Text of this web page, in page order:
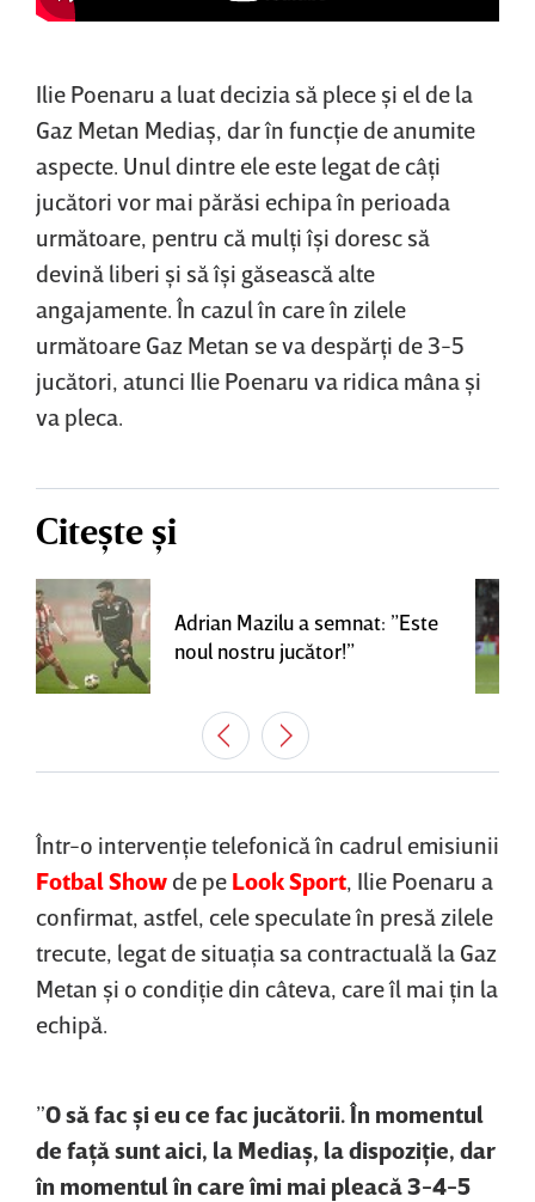
Ilie Poenaru a luat decizia să plece şi el de la
Gaz Metan Mediaş, dar în funcţie de anumite
aspecte. Unul dintre ele este legat de câţi
jucători vor mai părăsi echipa în perioada
următoare, pentru că mulţi îşi doresc să
devină liberi şi să îşi găsească alte
angajamente. În cazul în care în zilele
următoare Gaz Metan se va despărţi de 3-5
jucători, atunci Ilie Poenaru va ridica mâna şi
va pleca.
Citește și
Adrian Mazilu a semnat: ”Este
noul nostru jucător!”
Într-o intervenţie telefonică în cadrul emisiunii
Fotbal Show de pe Look Sport, Ilie Poenaru a
confirmat, astfel, cele speculate în presă zilele
trecute, legat de situaţia sa contractuală la Gaz
Metan şi o condiţie din câteva, care îl mai ţin la
echipă.
”O să fac şi eu ce fac jucătorii. În momentul
de faţă sunt aici, la Mediaş, la dispoziţie, dar
în momentul în care îmi mai pleacă 3-4-5